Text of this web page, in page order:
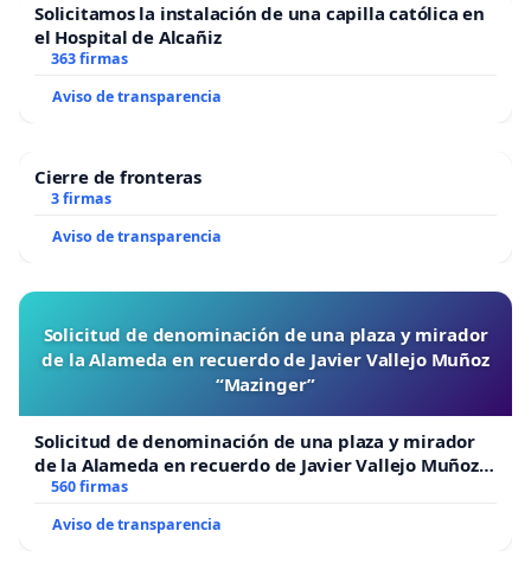
Solicitamos la instalación de una capilla católica en
el Hospital de Alcañiz
363 firmas
Aviso de transparencia
Cierre de fronteras
3 firmas
Aviso de transparencia
Solicitud de denominación de una plaza y mirador
de la Alameda en recuerdo de Javier Vallejo Muñoz
“Mazinger”
Solicitud de denominación de una plaza y mirador
de la Alameda en recuerdo de Javier Vallejo Muñoz
“Mazinger”
560 firmas
Aviso de transparencia